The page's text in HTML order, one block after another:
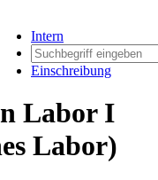
Intern
Einschreibung
Labor I
Labor)